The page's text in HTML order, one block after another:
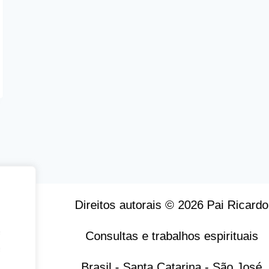
Direitos autorais © 2026 Pai Ricardo
Consultas e trabalhos espirituais